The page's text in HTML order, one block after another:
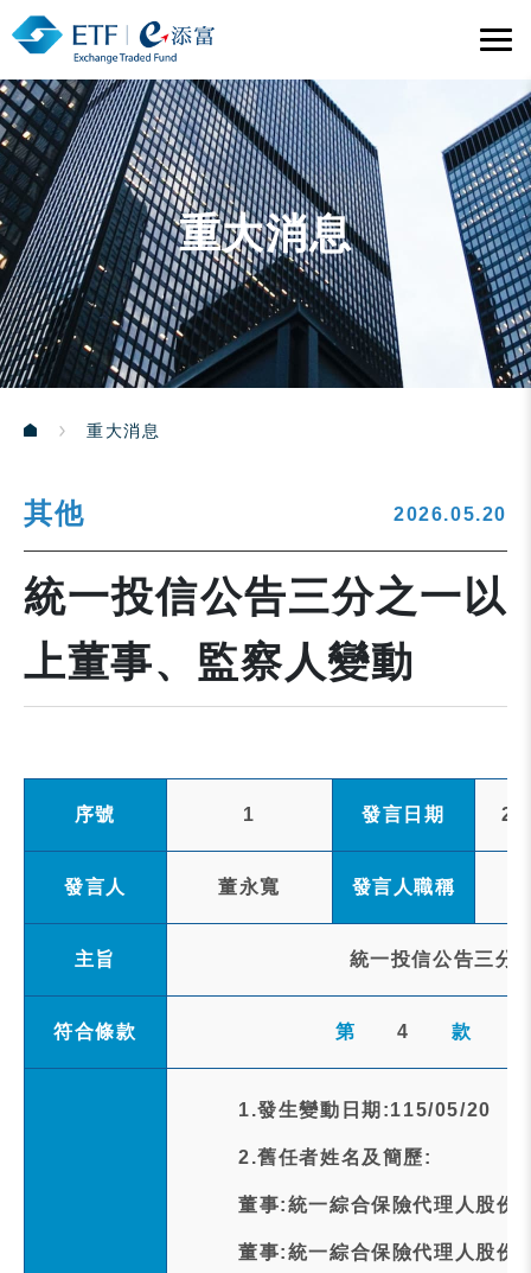
重大消息
重大消息
其他 2026.05.20
統一投信公告三分之一以
上董事、監察人變動
序號 1 發言日期
發言人 董永寬 發言人職稱
主旨 統一投信公告三分
符合條款 第 4 款
1.發生變動日期:115/05/20
2.舊任者姓名及簡歷:
董事:統一綜合保險代理人股份
董事:統一綜合保險代理人股份